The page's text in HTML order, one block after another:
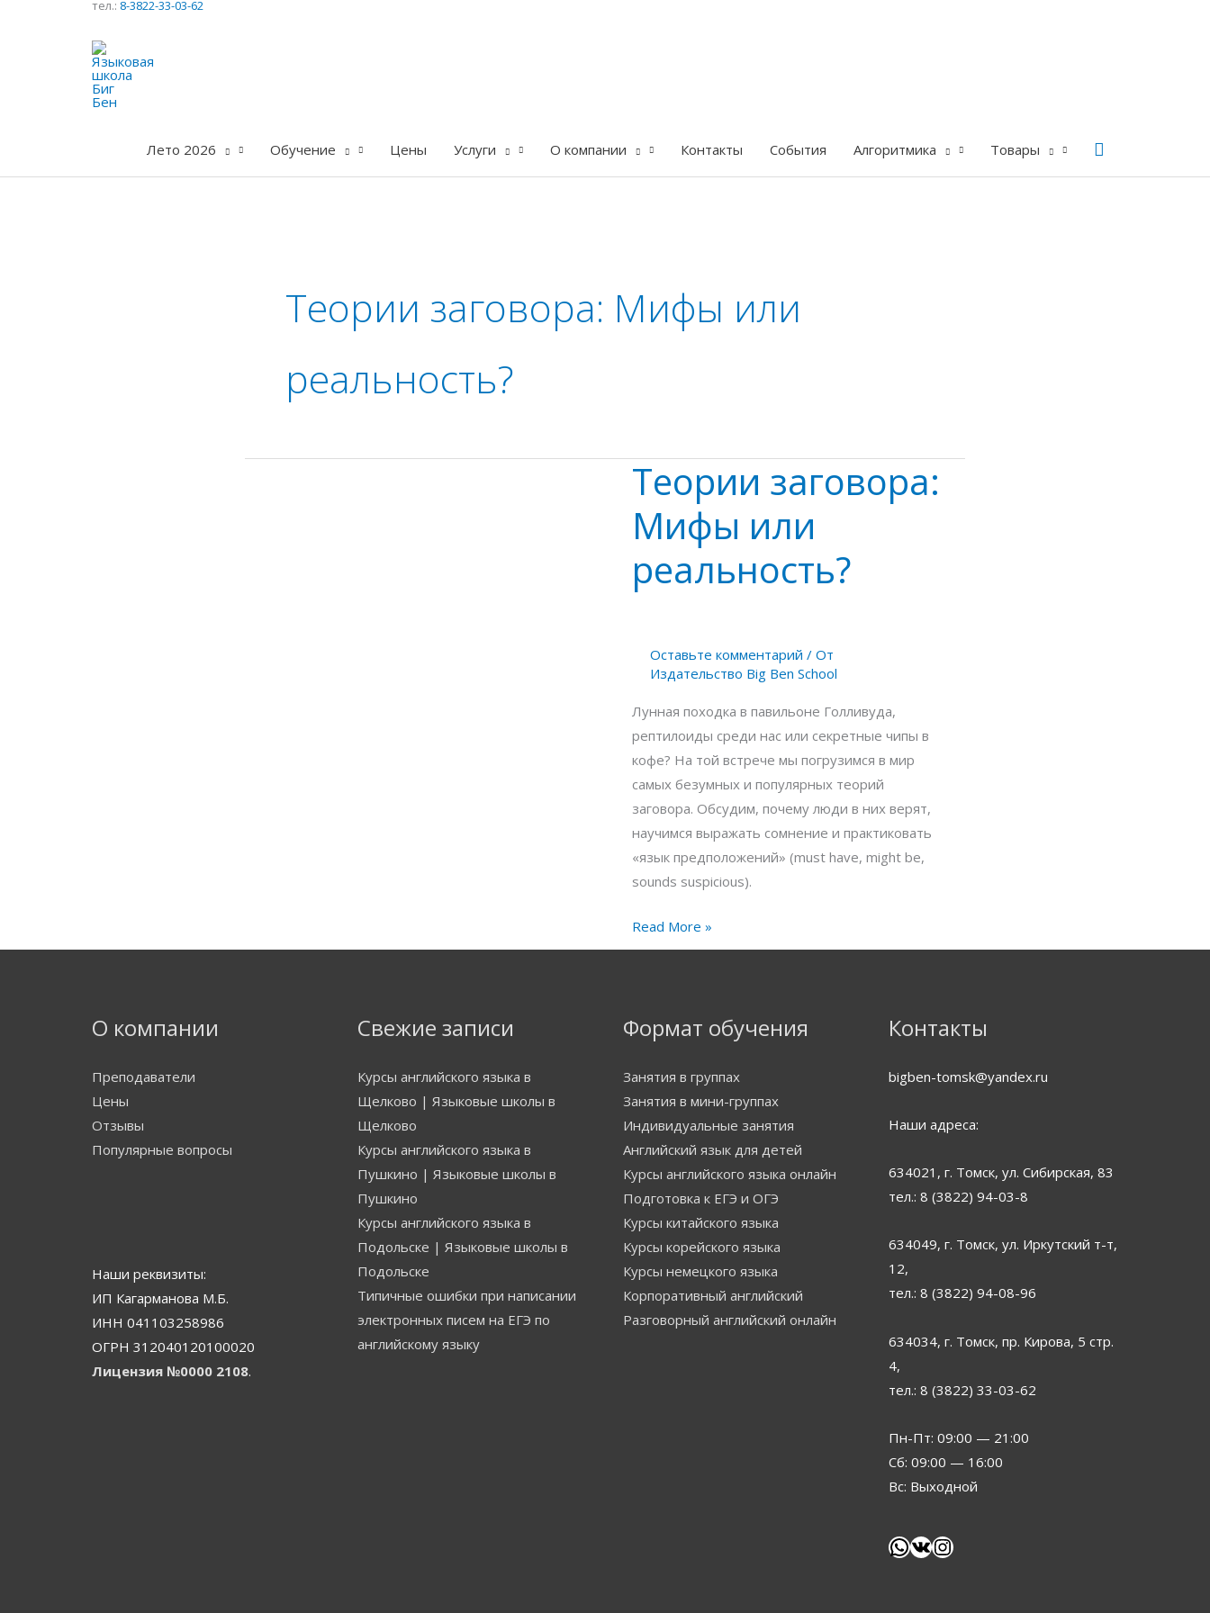
тел.: 8-3822-33-03-62
Лето 2026 Обучение Цены Услуги О компании Контакты События Алгоритмика Товары Поиск
Теории заговора: Мифы или
реальность?
Теории заговора:
Мифы или
реальность?
Оставьте комментарий / От
Издательство Big Ben School
Лунная походка в павильоне Голливуда,
рептилоиды среди нас или секретные чипы в
кофе? На той встрече мы погрузимся в мир
самых безумных и популярных теорий
заговора. Обсудим, почему люди в них верят,
научимся выражать сомнение и практиковать
«язык предположений» (must have, might be,
sounds suspicious).
Теории
заговора:
Мифы
или
реальность?
Read More »
О компании
Преподаватели
Цены
Отзывы
Популярные вопросы
Наши реквизиты:
ИП Кагарманова М.Б.
ИНН 041103258986
ОГРН 312040120100020
Лицензия №0000 2108.
Свежие записи
Курсы английского языка в
Щелково | Языковые школы в
Щелково
Курсы английского языка в
Пушкино | Языковые школы в
Пушкино
Курсы английского языка в
Подольске | Языковые школы в
Подольске
Типичные ошибки при написании
электронных писем на ЕГЭ по
английскому языку
Формат обучения
Занятия в группах
Занятия в мини-группах
Индивидуальные занятия
Английский язык для детей
Курсы английского языка онлайн
Подготовка к ЕГЭ и ОГЭ
Курсы китайского языка
Курсы корейского языка
Курсы немецкого языка
Корпоративный английский
Разговорный английский онлайн
Контакты
bigben-tomsk@yandex.ru
Наши адреса:
634021, г. Томск, ул. Сибирская, 83
тел.: 8 (3822) 94-03-8
634049, г. Томск, ул. Иркутский т-т,
12,
тел.: 8 (3822) 94-08-96
634034, г. Томск, пр. Кирова, 5 стр.
4,
тел.: 8 (3822) 33-03-62
Пн-Пт: 09:00 — 21:00
Сб: 09:00 — 16:00
Вс: Выходной